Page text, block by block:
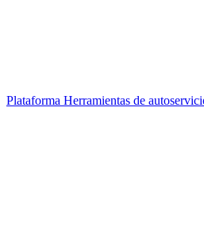
Plataforma Herramientas de